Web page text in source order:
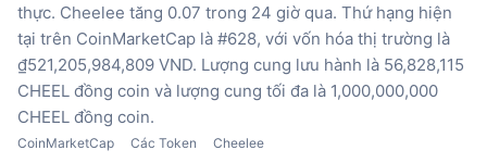
thực. Cheelee tăng 0.07 trong 24 giờ qua. Thứ hạng hiện
tại trên CoinMarketCap là #628, với vốn hóa thị trường là
₫521,205,984,809 VND. Lượng cung lưu hành là 56,828,115
CHEEL đồng coin và lượng cung tối đa là 1,000,000,000
CHEEL đồng coin.
CoinMarketCap Các Token Cheelee